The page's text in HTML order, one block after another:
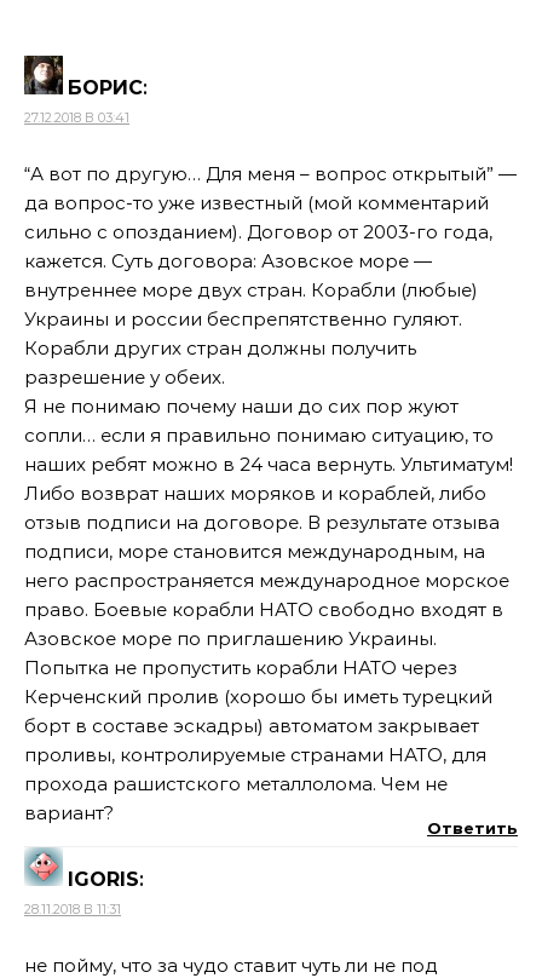
БОРИС:
27.12.2018 В 03:41
“А вот по другую… Для меня – вопрос открытый” —
да вопрос-то уже известный (мой комментарий
сильно с опозданием). Договор от 2003-го года,
кажется. Суть договора: Азовское море —
внутреннее море двух стран. Корабли (любые)
Украины и россии беспрепятственно гуляют.
Корабли других стран должны получить
разрешение у обеих.
Я не понимаю почему наши до сих пор жуют
сопли… если я правильно понимаю ситуацию, то
наших ребят можно в 24 часа вернуть. Ультиматум!
Либо возврат наших моряков и кораблей, либо
отзыв подписи на договоре. В результате отзыва
подписи, море становится международным, на
него распространяется международное морское
право. Боевые корабли НАТО свободно входят в
Азовское море по приглашению Украины.
Попытка не пропустить корабли НАТО через
Керченский пролив (хорошо бы иметь турецкий
борт в составе эскадры) автоматом закрывает
проливы, контролируемые странами НАТО, для
прохода рашистского металлолома. Чем не
вариант?
Ответить
IGORIS:
28.11.2018 В 11:31
не пойму, что за чудо ставит чуть ли не под